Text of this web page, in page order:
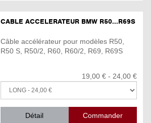
CABLE ACCELERATEUR BMW R50...R69S
Câble accélérateur pour modèles R50,
R50 S, R50/2, R60, R60/2, R69, R69S
19,00 € - 24,00 €
Détail